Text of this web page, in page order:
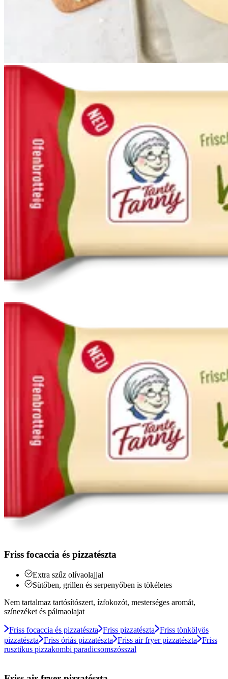
Friss focaccia és pizzatészta
Extra szűz olívaolajjal
Sütőben, grillen és serpenyőben is tökéletes
Nem tartalmaz tartósítószert, ízfokozót, mesterséges aromát,
színezéket és pálmaolajat
Friss focaccia és pizzatészta Friss pizzatészta Friss tönkölyös
pizzatészta
Friss óriás pizzatészta Friss air fryer pizzatészta Friss
rusztikus pizzakombi paradicsomszósszal